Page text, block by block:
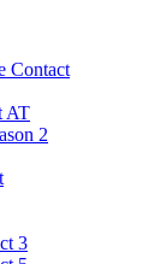
Contact
AT
2
3